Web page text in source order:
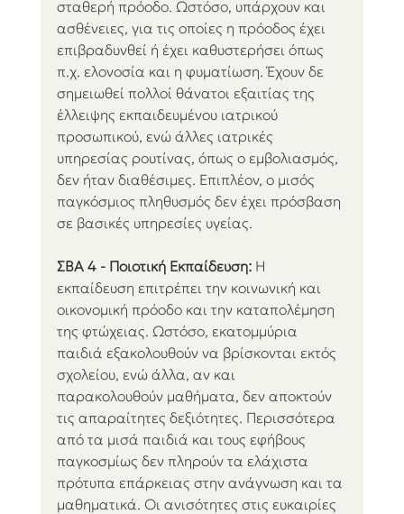
σταθερή πρόοδο. Ωστόσο, υπάρχουν και
ασθένειες, για τις οποίες η πρόοδος έχει
επιβραδυνθεί ή έχει καθυστερήσει όπως
π.χ. ελονοσία και η φυματίωση. Έχουν δε
σημειωθεί πολλοί θάνατοι εξαιτίας της
έλλειψης εκπαιδευμένου ιατρικού
προσωπικού, ενώ άλλες ιατρικές
υπηρεσίας ρουτίνας, όπως ο εμβολιασμός,
δεν ήταν διαθέσιμες. Επιπλέον, ο μισός
παγκόσμιος πληθυσμός δεν έχει πρόσβαση
σε βασικές υπηρεσίες υγείας.
ΣΒΑ 4 - Ποιοτική Εκπαίδευση: Η
εκπαίδευση επιτρέπει την κοινωνική και
οικονομική πρόοδο και την καταπολέμηση
της φτώχειας. Ωστόσο, εκατομμύρια
παιδιά εξακολουθούν να βρίσκονται εκτός
σχολείου, ενώ άλλα, αν και
παρακολουθούν μαθήματα, δεν αποκτούν
τις απαραίτητες δεξιότητες. Περισσότερα
από τα μισά παιδιά και τους εφήβους
παγκοσμίως δεν πληρούν τα ελάχιστα
πρότυπα επάρκειας στην ανάγνωση και τα
μαθηματικά. Οι ανισότητες στις ευκαιρίες